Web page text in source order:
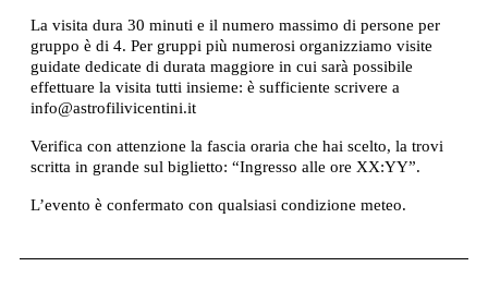
La visita dura 30 minuti e il numero massimo di persone per
gruppo è di 4. Per gruppi più numerosi organizziamo visite
guidate dedicate di durata maggiore in cui sarà possibile
effettuare la visita tutti insieme: è sufficiente scrivere a
info@astrofilivicentini.it
Verifica con attenzione la fascia oraria che hai scelto, la trovi
scritta in grande sul biglietto: “Ingresso alle ore XX:YY”.
L’evento è confermato con qualsiasi condizione meteo.